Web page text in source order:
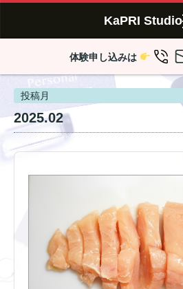
KaPRI Studio
体験申し込みは
投稿月
2025.02